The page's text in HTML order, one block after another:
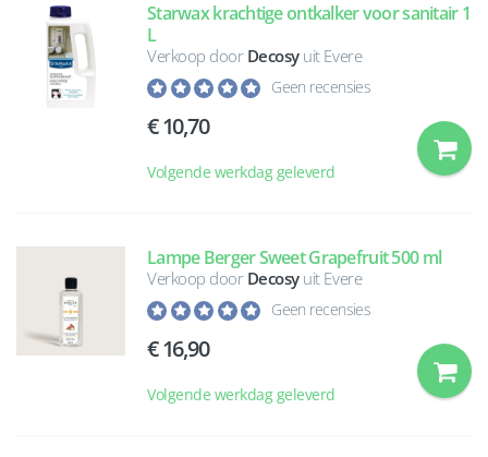
Starwax krachtige ontkalker voor sanitair 1
L
Verkoop door Decosyuit Evere
Geen recensies
10,70
Volgende werkdag geleverd
Lampe Berger Sweet Grapefruit 500 ml
Verkoop door Decosyuit Evere
Geen recensies
16,90
Volgende werkdag geleverd